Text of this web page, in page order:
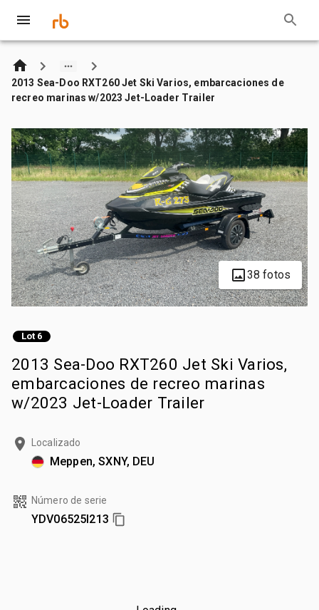
2013 Sea-Doo RXT260 Jet Ski Varios, embarcaciones de
recreo marinas w/2023 Jet-Loader Trailer
38 fotos
Lot 6
2013 Sea-Doo RXT260 Jet Ski Varios,
embarcaciones de recreo marinas
w/2023 Jet-Loader Trailer
Localizado
Meppen, SXNY, DEU
Número de serie
YDV06525I213